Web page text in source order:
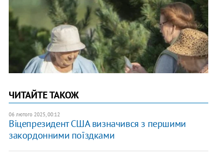
ЧИТАЙТЕ ТАКОЖ
06 лютого 2025, 00:12
Віцепрезидент США визначився з першими
закордонними поїздками